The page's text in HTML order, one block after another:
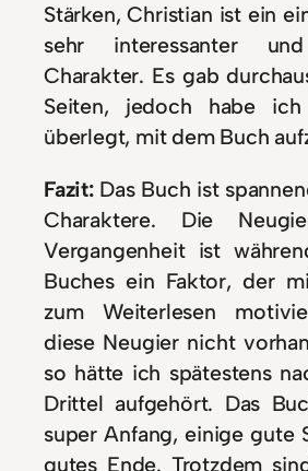
Stärken, Christian ist ein
sehr interessanter
Charakter. Es gab
Seiten, jedoch habe
überlegt, mit dem Buch
Fazit:Das Buch ist
Charaktere. Die
Vergangenheit ist
Buches ein Faktor, der
zum Weiterlesen
diese Neugier nicht
so hätte ich spätestens
Drittel aufgehört. Das
super Anfang, einige gute
gutes Ende. Trotzdem